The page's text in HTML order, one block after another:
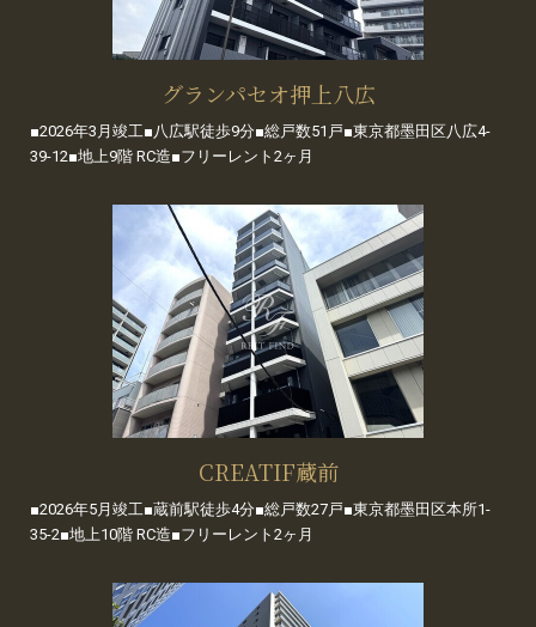
グランパセオ押上八広
■2026年3月竣工■八広駅徒歩9分■総戸数51戸■東京都墨田区八広4-
39-12■地上9階 RC造■フリーレント2ヶ月
CREATIF蔵前
■2026年5月竣工■蔵前駅徒歩4分■総戸数27戸■東京都墨田区本所1-
35-2■地上10階 RC造■フリーレント2ヶ月